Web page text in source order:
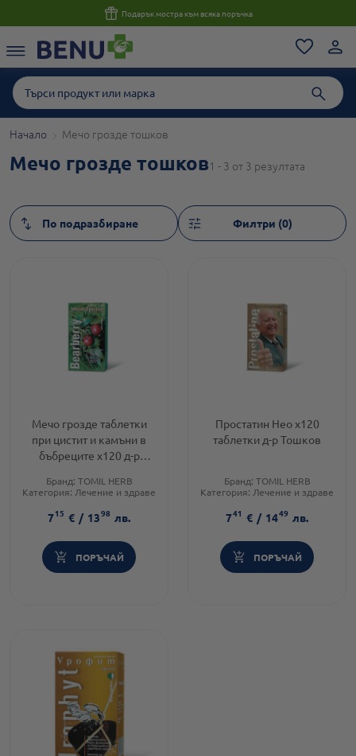
Подарък мостра към всяка поръчка
Начало Мечо грозде тошков
Мечо грозде тошков1 - 3 от 3 резултата
Филтри (0)
Мечо грозде таблетки
при цистит и камъни в
бъбреците х120 д-р
Бранд: TOMIL HERB
Категория: Лечение и здраве
715 € / 1398 лв.
ПОРЪЧАЙ
Простатин Нео х120
таблетки д-р Тошков
Бранд: TOMIL HERB
Категория: Лечение и здраве
741 € / 1449 лв.
ПОРЪЧАЙ